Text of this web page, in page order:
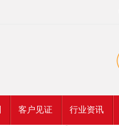
客户见证 行业资讯